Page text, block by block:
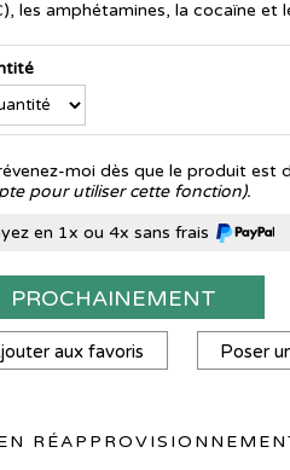
les amphétamines, la cocaïne et
moi dès que le produit est
pour utiliser cette fonction).
en 1x ou 4x sans frais
PROCHAINEMENT
aux favoris Poser